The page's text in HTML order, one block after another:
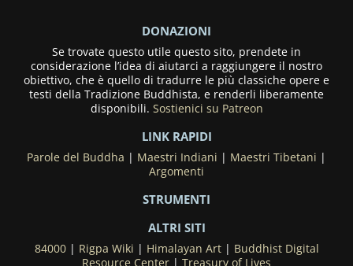
DONAZIONI
Se trovate questo utile questo sito, prendete in
considerazione l’idea di aiutarci a raggiungere il nostro
obiettivo, che è quello di tradurre le più classiche opere e
testi della Tradizione Buddhista, e renderli liberamente
disponibili. Sostienici su Patreon
LINK RAPIDI
Parole del Buddha | Maestri Indiani | Maestri Tibetani |
Argomenti
STRUMENTI
ALTRI SITI
84000| Rigpa Wiki | Himalayan Art| Buddhist Digital
Resource Center | Treasury of Lives